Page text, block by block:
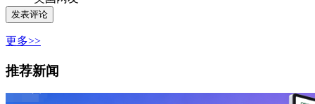
更多>>
推荐新闻